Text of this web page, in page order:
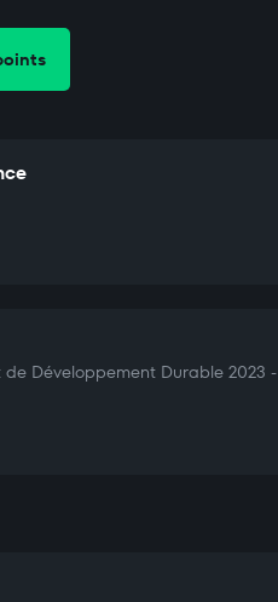
Développement Durable 2023 -